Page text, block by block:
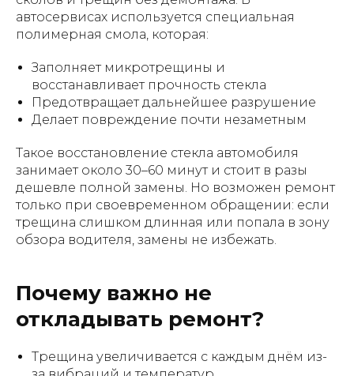
автосервисах используется специальная
полимерная смола, которая:
Заполняет микротрещины и
восстанавливает прочность стекла
Предотвращает дальнейшее разрушение
Делает повреждение почти незаметным
Такое восстановление стекла автомобиля
занимает около 30–60 минут и стоит в разы
дешевле полной замены. Но возможен ремонт
только при своевременном обращении: если
трещина слишком длинная или попала в зону
обзора водителя, замены не избежать.
Почему важно не
откладывать ремонт?
Трещина увеличивается с каждым днём из-